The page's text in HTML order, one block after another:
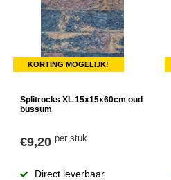
KORTING MOGELIJK!
Splitrocks XL 15x15x60cm oud
bussum
€9,20 per stuk
Direct leverbaar